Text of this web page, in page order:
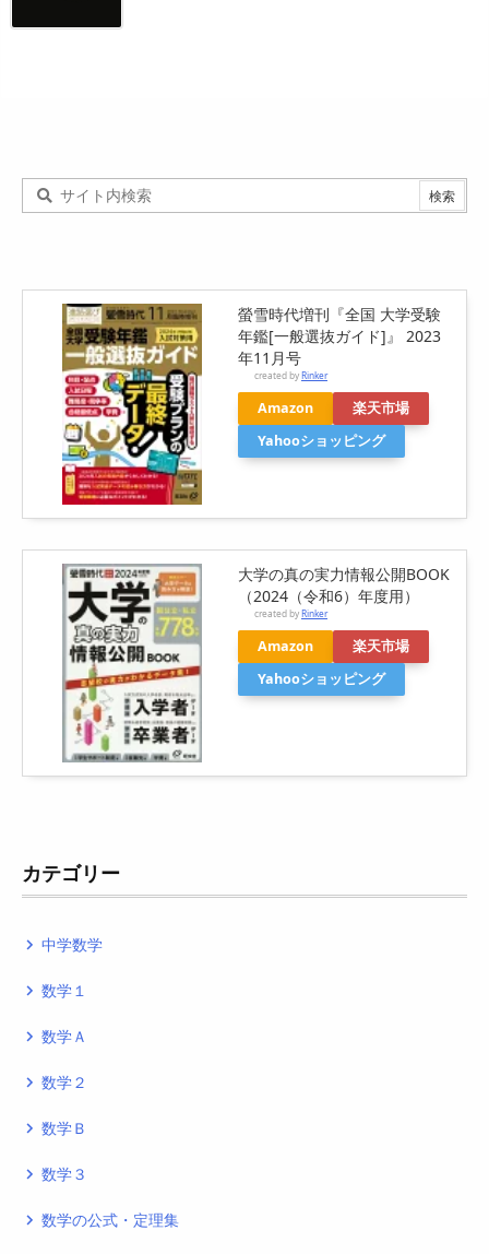
螢雪時代増刊『全国 大学受験
年鑑[一般選抜ガイド]』 2023
年11月号
created byRinker
Amazon
楽天市場
Yahooショッピング
大学の真の実力情報公開BOOK
（2024（令和6）年度用）
created byRinker
Amazon
楽天市場
Yahooショッピング
カテゴリー
navigate_next 中学数学
navigate_next 数学１
navigate_next 数学Ａ
navigate_next 数学２
navigate_next 数学Ｂ
navigate_next 数学３
navigate_next 数学の公式・定理集